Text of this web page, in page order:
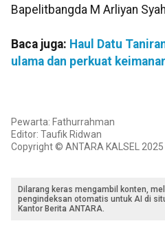
Bapelitbangda M Arliyan
Baca juga: Haul Datu
ulama dan perkuat
Pewarta: Fathurrahman
Editor: Taufik Ridwan
Copyright © ANTARA KALSEL 2025
Dilarang keras mengambil konten,
pengindeksan otomatis untuk AI di
Kantor Berita ANTARA.